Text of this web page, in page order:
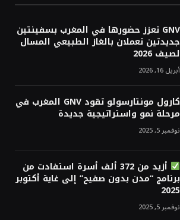
GNV تعزز حضورها في المغرب بسفينتين
جديدتين تعملان بالغاز الطبيعي المسال
لصيف 2026
أبريل 16, 2026
كارول مونتارسولو تقود GNV المغرب في
مرحلة نمو واستراتيجية جديدة
نوفمبر 5, 2025
أزيد من 372 ألف أسرة استفادت من
برنامج “مدن بدون صفيح” إلى غاية أكتوبر
2025
نوفمبر 5, 2025